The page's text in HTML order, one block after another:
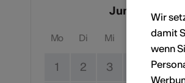
Juni 2026
Mo Di Mi Fr
1 2 3 5
Wir
damit
wenn